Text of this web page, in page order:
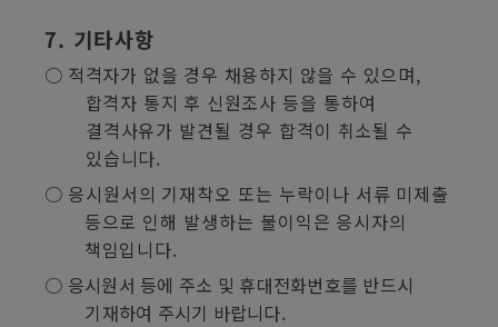
7. 기타사항
○ 적격자가 없을 경우 채용하지 않을 수 있으며,
합격자 통지 후 신원조사 등을 통하여
결격사유가 발견될 경우 합격이 취소될 수
있습니다.
○ 응시원서의 기재착오 또는 누락이나 서류 미제출
등으로 인해 발생하는 불이익은 응시자의
책임입니다.
○ 응시원서 등에 주소 및 휴대전화번호를 반드시
기재하여 주시기 바랍니다.